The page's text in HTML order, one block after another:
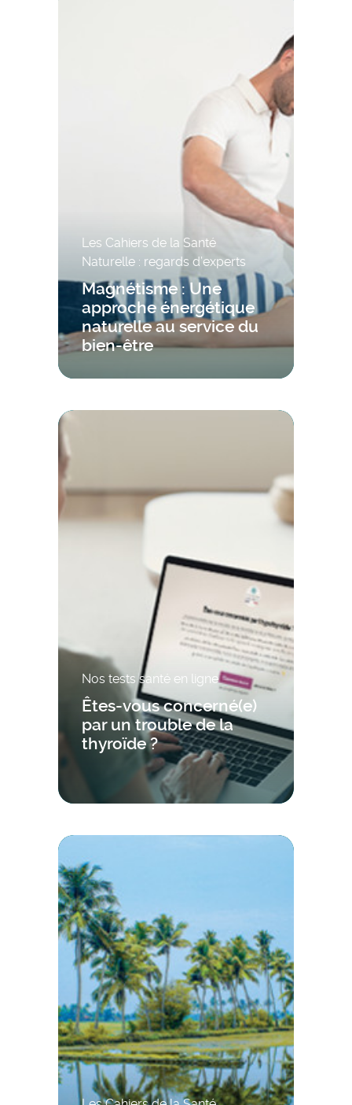
Les Cahiers de la Santé
Naturelle : regards d’experts
Magnétisme : Une
approche énergétique
naturelle au service du
bien-être
Nos tests santé en ligne
Êtes-vous concerné(e)
par un trouble de la
thyroïde ?